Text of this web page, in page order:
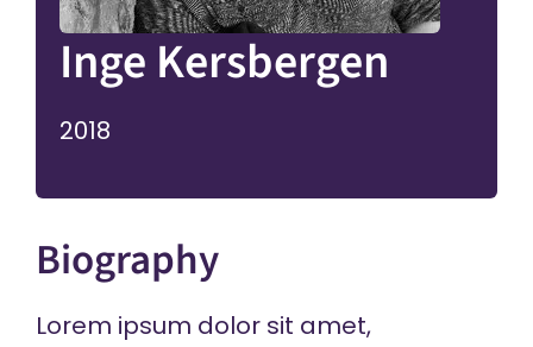
Inge Kersbergen
2018
Biography
Lorem ipsum dolor sit amet,